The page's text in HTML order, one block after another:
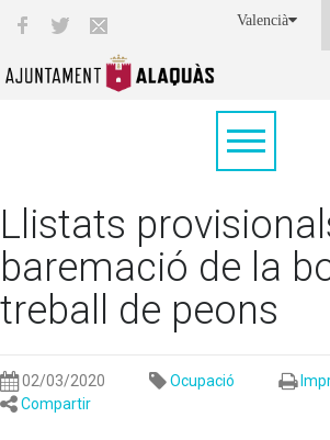
Valencià
Llistats
baremació de la
treball de peons
02/03/2020 Ocupació
Compartir